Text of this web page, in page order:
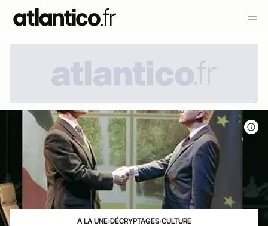
A LA UNE›DÉCRYPTAGES›CULTURE